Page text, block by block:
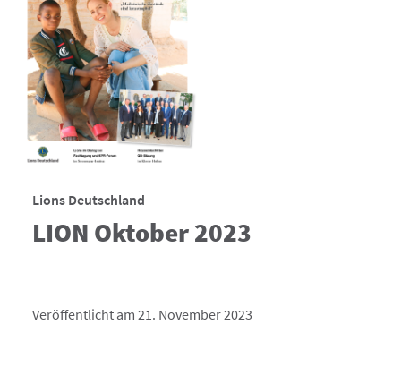
Lions Deutschland
LION Oktober 2023
Veröffentlicht am 21. November 2023